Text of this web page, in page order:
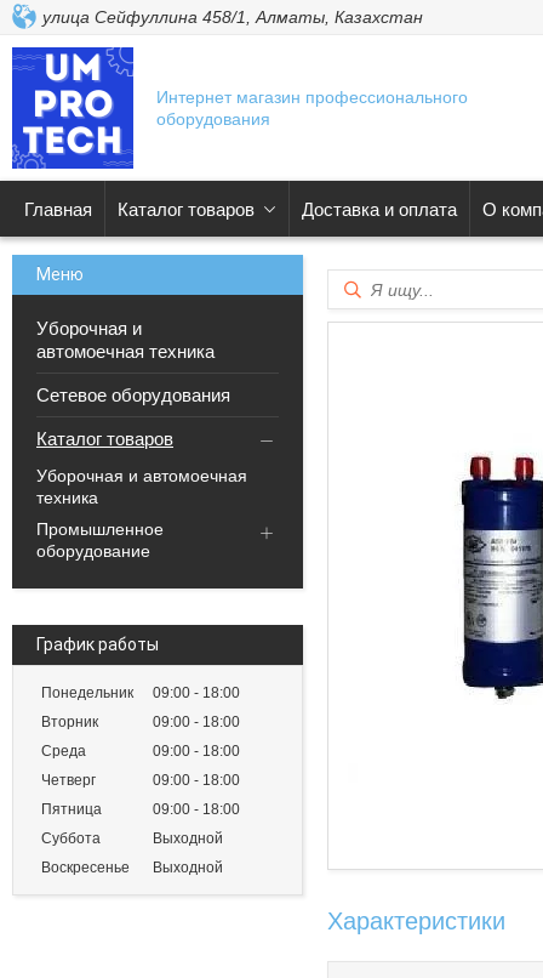
улица Сейфуллина 458/1, Алматы, Казахстан
Интернет магазин профессионального
оборудования
Главная Каталог товаров Доставка и оплата О
Уборочная и
автомоечная техника
Сетевое оборудования
Каталог товаров
Уборочная и автомоечная
техника
Промышленное
оборудование
График работы
Понедельник 09:00
18:00
Вторник
09:00
18:00
Среда
09:00
18:00
Четверг
09:00
18:00
Пятница
09:00
18:00
Суббота
Выходной
Воскресенье
Выходной
Характеристики